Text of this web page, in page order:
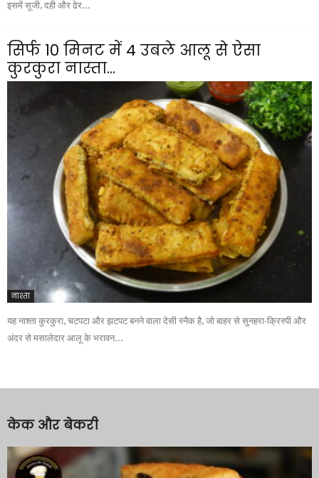
इसमें सूजी, दही और ढेर...
सिर्फ 10 मिनट में 4 उबले आलू से ऐसा
कुरकुरा नास्ता...
नाश्ता
यह नाश्ता कुरकुरा, चटपटा और झटपट बनने वाला देसी स्नैक है, जो बाहर से सुनहरा-क्रिस्पी और
अंदर से मसालेदार आलू के भरावन...
केक और बेकरी